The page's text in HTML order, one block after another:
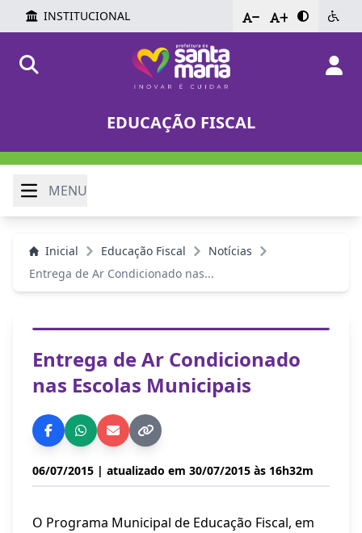
INSTITUCIONAL - +
EDUCAÇÃO FISCAL
MENU
Inicial Educação Fiscal
Notícias
Entrega de Ar Condicionado nas...
Entrega de Ar Condicionado
nas Escolas Municipais
06/07/2015 | atualizado em 30/07/2015 às 16h32m
O Programa Municipal de Educação Fiscal, em